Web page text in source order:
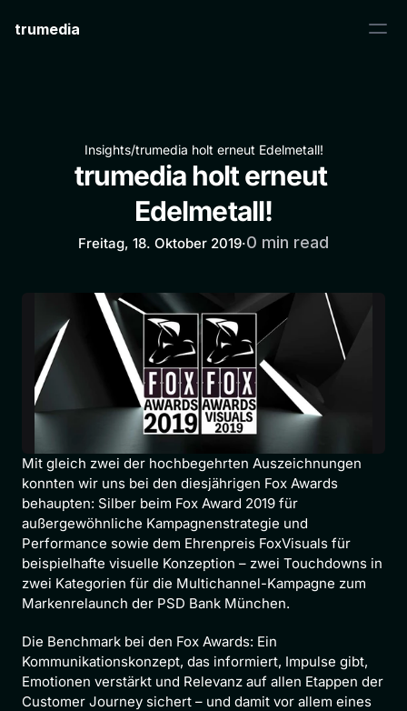
trumedia
Insights/trumedia holt erneut Edelmetall!
trumedia holt erneut
Edelmetall!
Freitag, 18. Oktober 2019·0 min read
Mit gleich zwei der hochbegehrten Auszeichnungen
konnten wir uns bei den diesjährigen Fox Awards
behaupten: Silber beim Fox Award 2019 für
außergewöhnliche Kampagnenstrategie und
Performance sowie dem Ehrenpreis FoxVisuals für
beispielhafte visuelle Konzeption – zwei Touchdowns in
zwei Kategorien für die Multichannel-Kampagne zum
Markenrelaunch der PSD Bank München.
Die Benchmark bei den Fox Awards: Ein
Kommunikationskonzept, das informiert, Impulse gibt,
Emotionen verstärkt und Relevanz auf allen Etappen der
Customer Journey sichert – und damit vor allem eines